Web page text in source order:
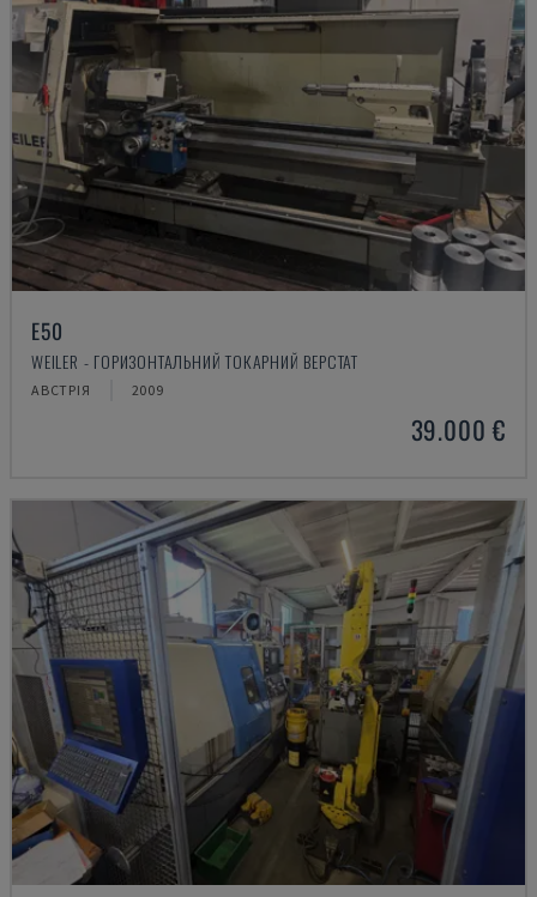
E50
WEILER - ГОРИЗОНТАЛЬНИЙ ТОКАРНИЙ ВЕРСТАТ
АВСТРІЯ 2009
39.000 €